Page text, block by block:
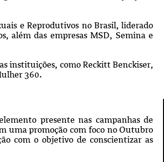
e Reprodutivos no Brasil, liderado
além das empresas MSD, Semina e
instituições, como Reckitt Benckiser,
360.
presente nas campanhas de
uma promoção com foco no Outubro
com o objetivo de conscientizar as